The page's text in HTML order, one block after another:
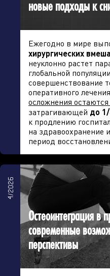
новые подходы к
Ежегодно в мире
хирургических
неуклонно растет
глобальной
совершенствование
оперативного
осложнения
затрагивающей до
к продлению
на здравоохранение
период
4/2026
Остеоинтеграция в
современные
перспективы